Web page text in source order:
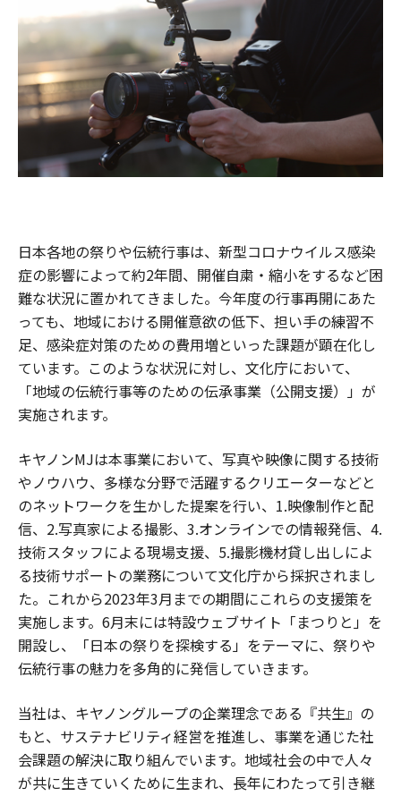
日本各地の祭りや伝統行事は、新型コロナウイルス感染
症の影響によって約2年間、開催自粛・縮小をするなど困
難な状況に置かれてきました。今年度の行事再開にあた
っても、地域における開催意欲の低下、担い手の練習不
足、感染症対策のための費用増といった課題が顕在化し
ています。このような状況に対し、文化庁において、
「地域の伝統行事等のための伝承事業（公開支援）」が
実施されます。
キヤノンMJは本事業において、写真や映像に関する技術
やノウハウ、多様な分野で活躍するクリエーターなどと
のネットワークを生かした提案を行い、1.映像制作と配
信、2.写真家による撮影、3.オンラインでの情報発信、4.
技術スタッフによる現場支援、5.撮影機材貸し出しによ
る技術サポートの業務について文化庁から採択されまし
た。これから2023年3月までの期間にこれらの支援策を
実施します。6月末には特設ウェブサイト「まつりと」を
開設し、「日本の祭りを探検する」をテーマに、祭りや
伝統行事の魅力を多角的に発信していきます。
当社は、キヤノングループの企業理念である『共生』の
もと、サステナビリティ経営を推進し、事業を通じた社
会課題の解決に取り組んでいます。地域社会の中で人々
が共に生きていくために生まれ、長年にわたって引き継